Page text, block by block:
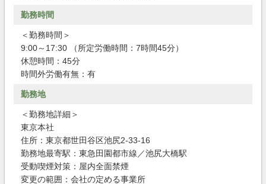
勤務時間
＜勤務時間＞
9:00～17:30 （所定労働時間：7時間45分）
休憩時間：45分
時間外労働有無：有
勤務地
＜勤務地詳細＞
東京本社
住所：東京都世田谷区池尻2-33-16
勤務地最寄駅：東急田園都市線／池尻大橋駅
受動喫煙対策：屋内全面禁煙
変更の範囲：会社の定める事業所